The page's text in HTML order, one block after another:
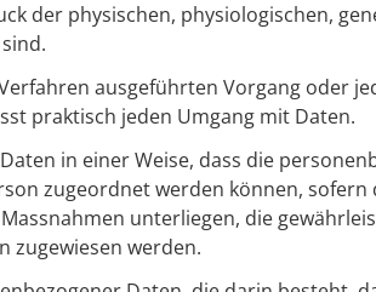
der physischen, physiologischen,
ausgeführten Vorgang oder
praktisch jeden Umgang mit Daten.
in einer Weise, dass die
zugeordnet werden können,
unterliegen, die
zugewiesen werden.